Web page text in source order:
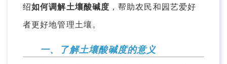
绍如何调解土壤酸碱度 ，帮助农民和园艺爱好
者更好地管理土壤。
一、了解土壤酸碱度的意义